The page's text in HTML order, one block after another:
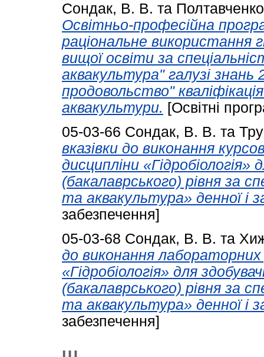
Сондак, В. В. та
Освітньо-професійна
раціональне використання
вищої освіти за
аквакультура" галузі знань
продовольство"
аквакультури. [Освітні
05-03-66 Сондак, В. В. та
вказівки до виконання
дисципліни
(бакалаврського) рівня за
та аквакультура» денної і
забезпечення]
05-03-68 Сондак, В. В. та
до виконання лабораторних
«Гідробіологія» для
(бакалаврського) рівня за
та аквакультура» денної і
забезпечення]